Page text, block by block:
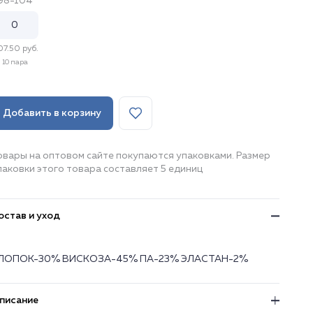
руб.
10 пара
Добавить в корзину
на оптовом сайте покупаются упаковками. Размер
этого товара составляет 5 единиц
и уход
30% ВИСКОЗА-45% ПА-23% ЭЛАСТАН-2%